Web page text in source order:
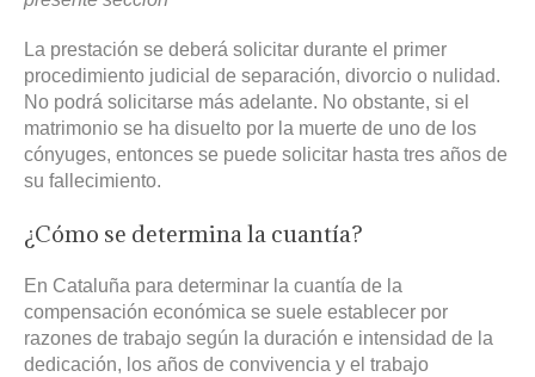
La prestación se deberá solicitar durante el primer
procedimiento judicial de separación, divorcio o nulidad.
No podrá solicitarse más adelante. No obstante, si el
matrimonio se ha disuelto por la muerte de uno de los
cónyuges, entonces se puede solicitar hasta tres años de
su fallecimiento.
¿Cómo se determina la cuantía?
En Cataluña para determinar la cuantía de la
compensación económica se suele establecer por
razones de trabajo según la duración e intensidad de la
dedicación, los años de convivencia y el trabajo